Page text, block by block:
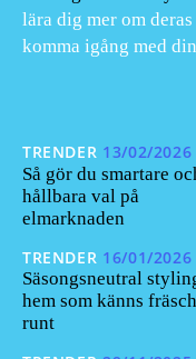
lära dig mer om
komma igång med
TRENDER 13/02/2026
Så gör du smartare
hållbara val på
elmarknaden
TRENDER 16/01/2026
Säsongsneutral
hem som känns
runt